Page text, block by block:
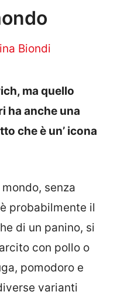
Biondi
ma quello
ha anche una
che è un’ icona
senza
probabilmente il
di un panino, si
con pollo o
pomodoro e
varianti